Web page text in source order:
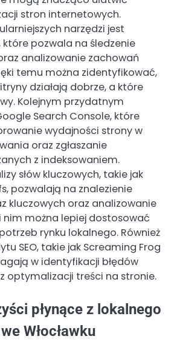
stron internetowych.
narzędzi jest
pozwala na śledzenie
analizowanie zachowań
temu można zidentyfikować,
działają dobrze, a które
Kolejnym przydatnym
Search Console, które
wydajności strony w
oraz zgłaszanie
z indeksowaniem.
słów kluczowych, takie jak
pozwalają na znalezienie
kluczowych oraz analizowanie
nim można lepiej dostosować
rynku lokalnego. Również
SEO, takie jak Screaming Frog
w identyfikacji błędów
optymalizacji treści na stronie.
płynące z lokalnego
Włocławku